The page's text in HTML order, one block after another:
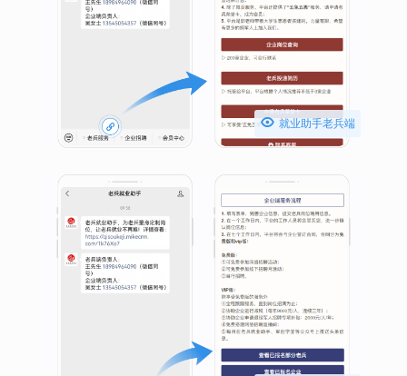
 就业助手老兵端